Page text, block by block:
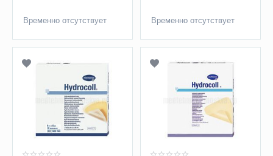
Временно отсутствует Временно отсутствует